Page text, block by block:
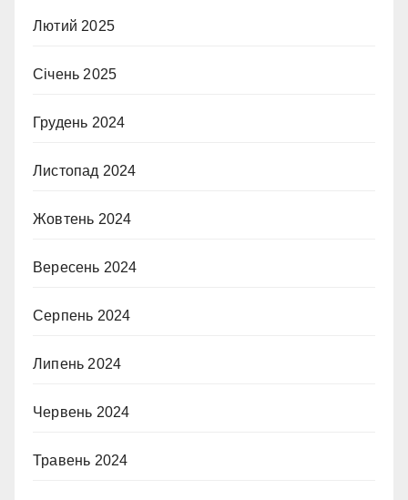
Лютий 2025
Січень 2025
Грудень 2024
Листопад 2024
Жовтень 2024
Вересень 2024
Серпень 2024
Липень 2024
Червень 2024
Травень 2024